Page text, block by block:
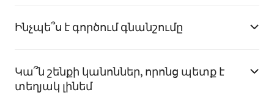
Ինչպե՞ս է գործում գնանշումը
Կա՞ն շենքի կանոններ, որոնց պետք է
տեղյակ լինեմ